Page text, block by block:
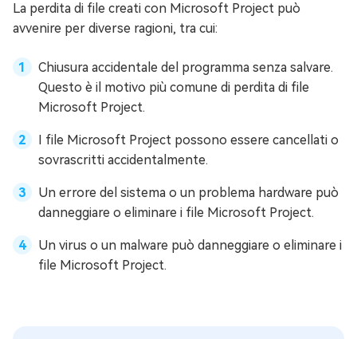
La perdita di file creati con Microsoft Project può
avvenire per diverse ragioni, tra cui:
Chiusura accidentale del programma senza salvare.
Questo è il motivo più comune di perdita di file
Microsoft Project.
I file Microsoft Project possono essere cancellati o
sovrascritti accidentalmente.
Un errore del sistema o un problema hardware può
danneggiare o eliminare i file Microsoft Project.
Un virus o un malware può danneggiare o eliminare i
file Microsoft Project.